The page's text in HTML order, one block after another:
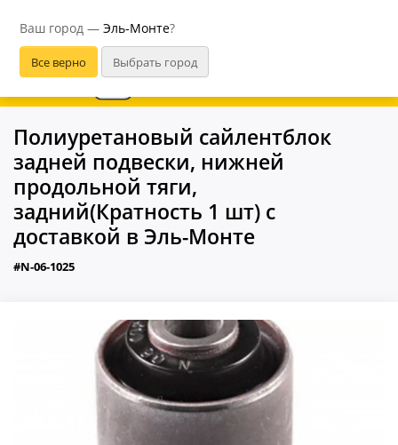
Ваш город — Эль-Монте?
В приложении удобнее
Полиуретановый сайлентблок
задней подвески, нижней
продольной тяги,
задний(Кратность 1 шт) с
доставкой в Эль-Монте
#N-06-1025